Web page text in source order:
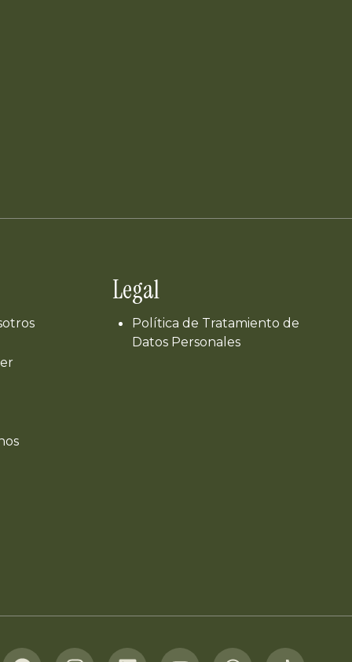
Legal
Política de Tratamiento de
Datos Personales